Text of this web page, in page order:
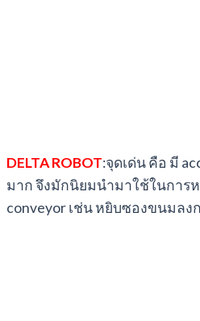
DELTA ROBOT:จุดเด่น คือ มี
มาก จึงมักนิยมนำมาใช้ในการ
conveyor เช่น หยิบซองขนมลง